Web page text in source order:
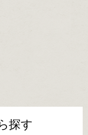
探す